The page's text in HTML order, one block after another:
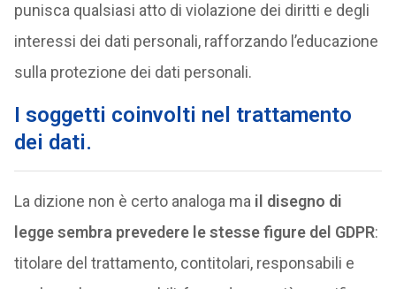
punisca qualsiasi atto di violazione dei diritti e degli
interessi dei dati personali, rafforzando l’educazione
sulla protezione dei dati personali.
I soggetti coinvolti nel trattamento
dei dati.
La dizione non è certo analoga ma il disegno di
legge sembra prevedere le stesse figure del GDPR:
titolare del trattamento, contitolari, responsabili e